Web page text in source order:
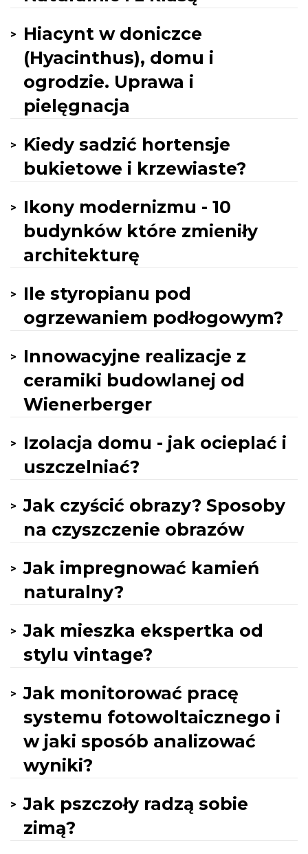
Hiacynt w doniczce
(Hyacinthus), domu i
ogrodzie. Uprawa i
pielęgnacja
Kiedy sadzić hortensje
bukietowe i krzewiaste?
Ikony modernizmu - 10
budynków które zmieniły
architekturę
Ile styropianu pod
ogrzewaniem podłogowym?
Innowacyjne realizacje z
ceramiki budowlanej od
Wienerberger
Izolacja domu - jak ocieplać i
uszczelniać?
Jak czyścić obrazy? Sposoby
na czyszczenie obrazów
Jak impregnować kamień
naturalny?
Jak mieszka ekspertka od
stylu vintage?
Jak monitorować pracę
systemu fotowoltaicznego i
w jaki sposób analizować
wyniki?
Jak pszczoły radzą sobie
zimą?